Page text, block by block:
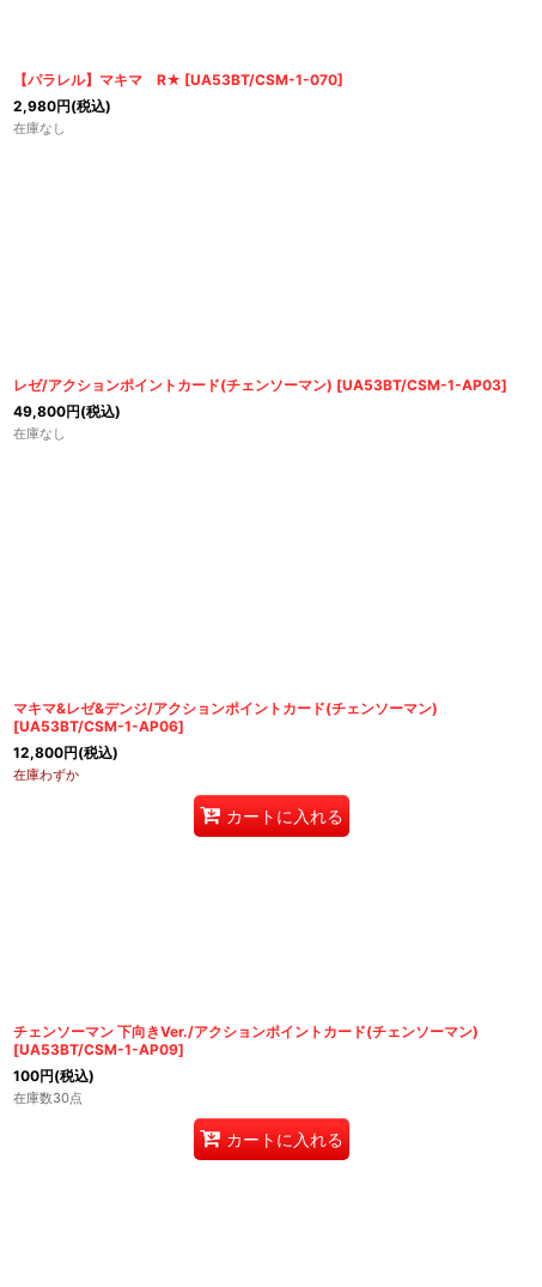
【パラレル】マキマ R★ [UA53BT/CSM-1-070]
2,980円(税込)
在庫なし
レゼ/アクションポイントカード(チェンソーマン) [UA53BT/CSM-1-AP03]
49,800円(税込)
在庫なし
マキマ&レゼ&デンジ/アクションポイントカード(チェンソーマン)
[UA53BT/CSM-1-AP06]
12,800円(税込)
在庫わずか
カートに入れる
チェンソーマン 下向きVer./アクションポイントカード(チェンソーマン)
[UA53BT/CSM-1-AP09]
100円(税込)
在庫数30点
カートに入れる